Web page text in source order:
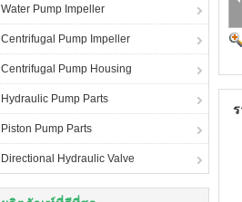
Water Pump Impeller
Centrifugal Pump Impeller
Centrifugal Pump Housing
Hydraulic Pump Parts
Piston Pump Parts
Directional Hydraulic Valve